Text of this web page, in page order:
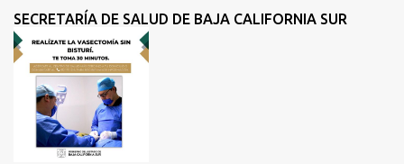
t
a
r
o
SECRETARÍA DE SALUD DE BAJA CALIFORNIA SUR